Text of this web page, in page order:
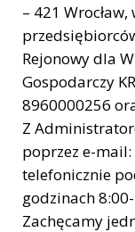
– 421
Rejonowy dla
Gospodarczy
8960000256
Z
poprzez e-
telefonicznie
godzinach
Zachęcamy